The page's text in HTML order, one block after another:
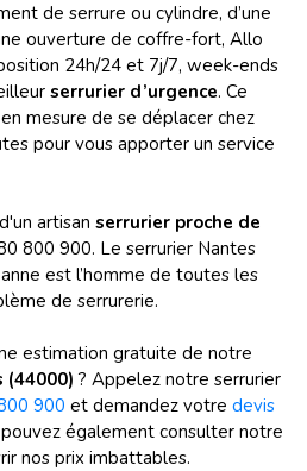
de serrure ou cylindre, d’une
ouverture de coffre-fort, Allo
24h/24 et 7j/7, week-ends
serrurier d’urgence. Ce
mesure de se déplacer chez
pour vous apporter un service
artisan serrurier proche de
800 900. Le serrurier Nantes
est l’homme de toutes les
de serrurerie.
estimation gratuite de notre
? Appelez notre serrurier
900 et demandez votre devis
pouvez également consulter notre
nos prix imbattables.